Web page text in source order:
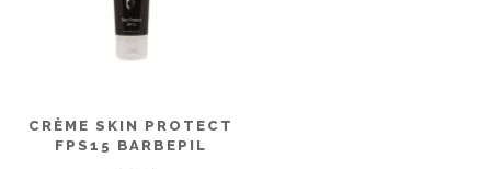
CRÈME SKIN PROTECT
FPS15 BARBEPIL